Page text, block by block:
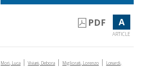
PDF A
ARTICLE
Mori, Luca | Viviani, Debora | Migliorati, Lorenzo |
Lonardi,